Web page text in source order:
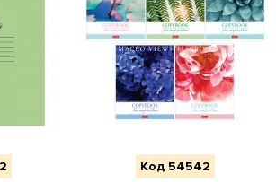
Код 54542